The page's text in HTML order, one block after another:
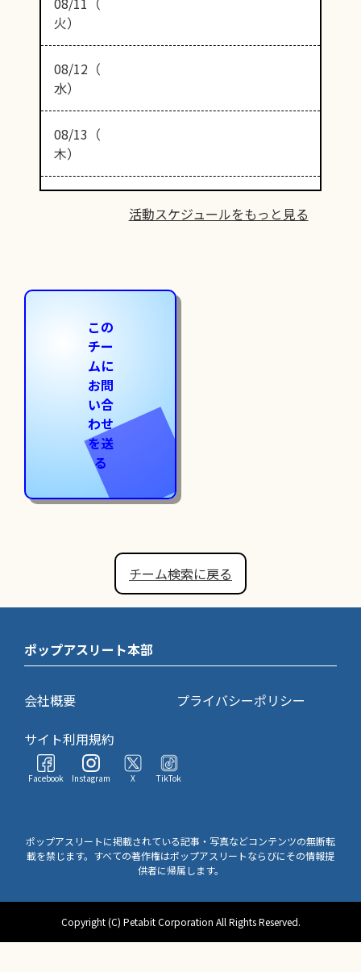
火）
08/12（
水）
08/13（
木）
活動スケジュールをもっと見る
この
チー
ムに
お問
い合
わせ
を送
る
チーム検索に戻る
ポップアスリート本部
会社概要
プライバシーポリシー
サイト利用規約
Facebook Instagram X TikTok
ポップアスリートに掲載されている記事・写真などコンテンツの無断転
載を禁じます。すべての著作権はポップアスリートならびにその情報提
供者に帰属します。
Copyright (C) Petabit Corporation All Rights Reserved.